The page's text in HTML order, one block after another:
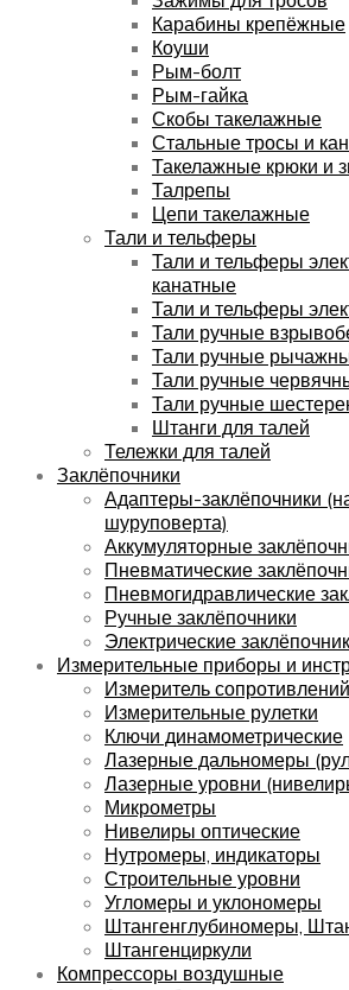
Карабины крепёжные
Коуши
Рым-болт
Рым-гайка
Скобы такелажные
Стальные тросы и
Такелажные крюки и
Талрепы
Цепи такелажные
Тали и тельферы
Тали и тельферы
канатные
Тали и тельферы
Тали ручные
Тали ручные
Тали ручные
Тали ручные
Штанги для талей
Тележки для талей
Заклёпочники
Адаптеры-заклёпочники
шуруповерта)
Аккумуляторные
Пневматические
Пневмогидравлические
Ручные заклёпочники
Электрические
Измерительные приборы и
Измеритель
Измерительные рулетки
Ключи динамометрические
Лазерные дальномеры
Лазерные уровни
Микрометры
Нивелиры оптические
Нутромеры, индикаторы
Строительные уровни
Угломеры и уклономеры
Штангенглубиномеры,
Штангенциркули
Компрессоры воздушные